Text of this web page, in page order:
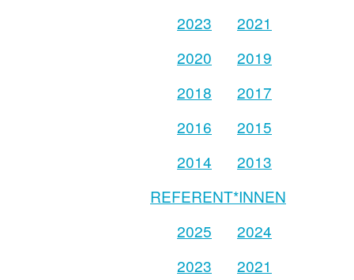
2023
2021
2020
2019
2018
2017
2016
2015
2014
2013
REFERENT*INNEN
2025
2024
2023
2021